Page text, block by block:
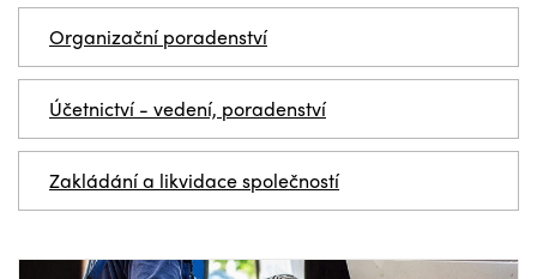
Organizační poradenství
Účetnictví - vedení, poradenství
Zakládání a likvidace společností